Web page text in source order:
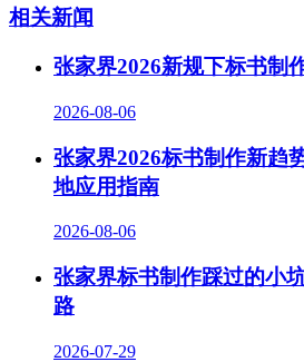
相关新闻
张家界2026新规下标书制
2026-08-06
张家界2026标书制作新趋
地应用指南
2026-08-06
张家界标书制作踩过的小
路
2026-07-29